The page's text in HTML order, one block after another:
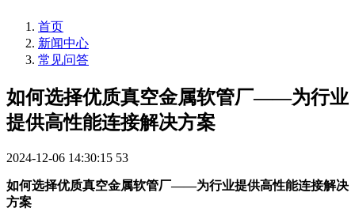
首页
新闻中心
常见问答
如何选择优质真空金属软管厂——为行业
提供高性能连接解决方案
2024-12-06 14:30:15 53
如何选择优质真空金属软管厂——为行业提供高性能连接解决
方案